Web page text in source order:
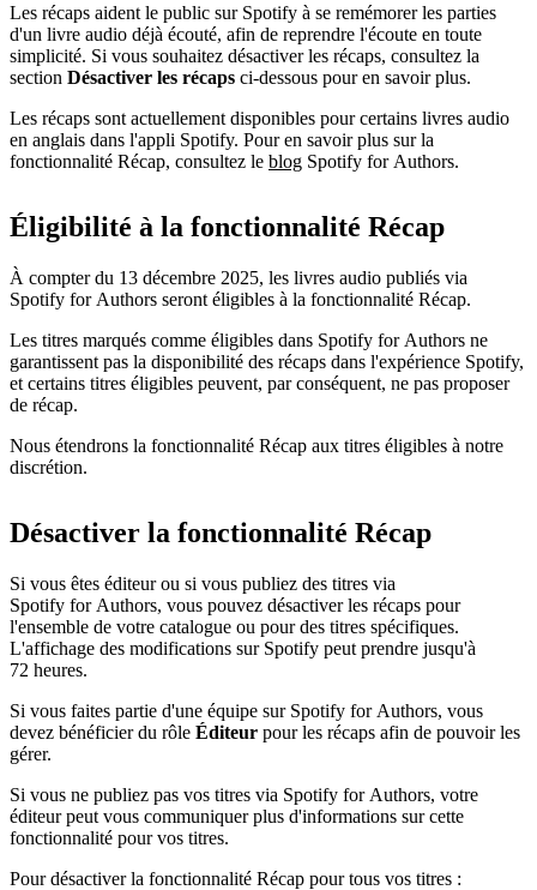
Les récaps aident le public sur Spotify à se remémorer les parties
d'un livre audio déjà écouté, afin de reprendre l'écoute en toute
simplicité. Si vous souhaitez désactiver les récaps, consultez la
section Désactiver les récaps ci-dessous pour en savoir plus.
Les récaps sont actuellement disponibles pour certains livres audio
en anglais dans l'appli Spotify. Pour en savoir plus sur la
fonctionnalité Récap, consultez le blog Spotify for Authors.
Éligibilité à la fonctionnalité Récap
À compter du 13 décembre 2025, les livres audio publiés via
Spotify for Authors seront éligibles à la fonctionnalité Récap.
Les titres marqués comme éligibles dans Spotify for Authors ne
garantissent pas la disponibilité des récaps dans l'expérience Spotify,
et certains titres éligibles peuvent, par conséquent, ne pas proposer
de récap.
Nous étendrons la fonctionnalité Récap aux titres éligibles à notre
discrétion.
Désactiver la fonctionnalité Récap
Si vous êtes éditeur ou si vous publiez des titres via
Spotify for Authors, vous pouvez désactiver les récaps pour
l'ensemble de votre catalogue ou pour des titres spécifiques.
L'affichage des modifications sur Spotify peut prendre jusqu'à
72 heures.
Si vous faites partie d'une équipe sur Spotify for Authors, vous
devez bénéficier du rôle Éditeur pour les récaps afin de pouvoir les
gérer.
Si vous ne publiez pas vos titres via Spotify for Authors, votre
éditeur peut vous communiquer plus d'informations sur cette
fonctionnalité pour vos titres.
Pour désactiver la fonctionnalité Récap pour tous vos titres :